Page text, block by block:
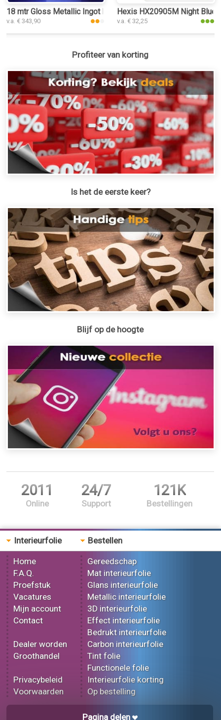
18 mtr Gloss Metallic Ingot Blue 3149 interieurfolie
v.a. € 343,90
Hexis HX20905M Night Blue
v.a. € 32,25
Profiteer van korting
Is het de eerste keer?
Blijf op de hoogte
2011
Online
24/7
Support
121K
Bestellingen
Interieurfolie
Home
F.A.Q.
Proefstuk
Vacatures
Mijn account
Contact
Dealer worden
Groothandel
Privacybeleid
Voorwaarden
Bestellen
Gereedschap
Mat interieurfolie
Glans interieurfolie
Metallic interieurfolie
3D interieurfolie
Effect interieurfolie
Bedrukt interieurfolie
Carbon interieurfolie
Tint folie
Functionele folie
Interieurfolie korting
Op bestelling
Pagina delen